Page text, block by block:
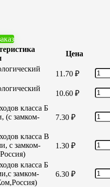
Цена
11.70 ₽
10.60 ₽
класса Б
(с замком-
7.30 ₽
класса В
с замком-
1.30 ₽
класса Б
замком-
6.30 ₽